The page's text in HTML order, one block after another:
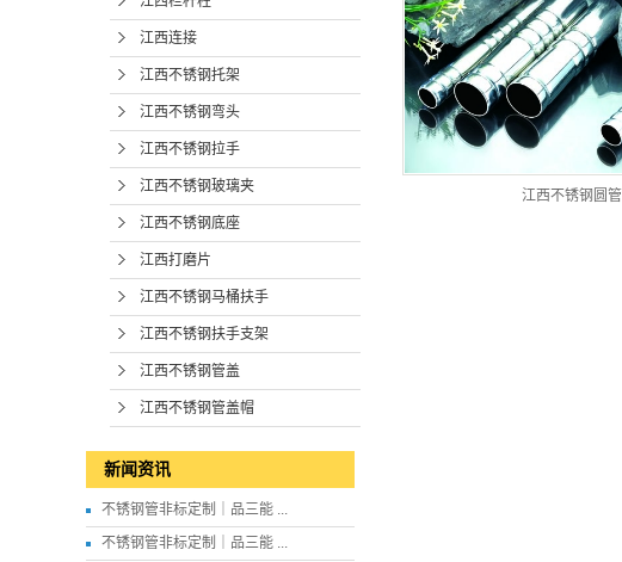
江西连接
江西不锈钢托架
江西不锈钢弯头
江西不锈钢拉手
江西不锈钢玻璃夹
江西不锈钢底座
江西打磨片
江西不锈钢马桶扶手
江西不锈钢扶手支架
江西不锈钢管盖
江西不锈钢管盖帽
新闻资讯
不锈钢管非标定制｜品三能 ...
不锈钢管非标定制｜品三能 ...
江西不锈钢圆管